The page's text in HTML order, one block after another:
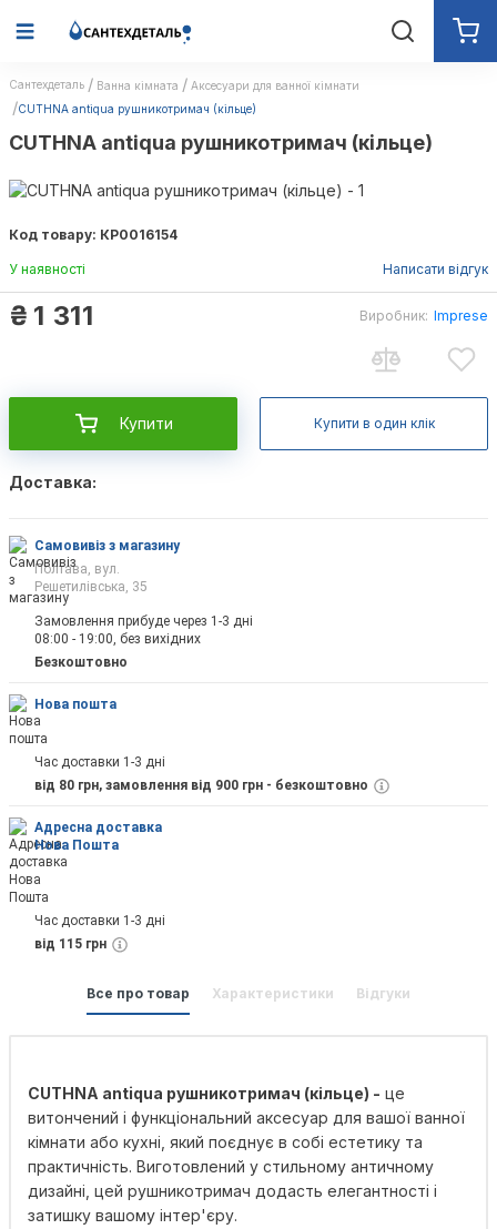
Сантехдеталь Ванна кімната
Аксесуари для ванної кімнати
CUTHNA antiqua рушникотримач (кільце)
CUTHNA antiqua рушникотримач (кільце)
Код товару: КР0016154
У наявності Написати відгук
₴ 1 311 Виробник: Imprese
Купити Купити в один клік
Доставка:
Самовивіз з магазину
Полтава, вул.
Решетилівська, 35
Замовлення прибуде через 1-3 дні
08:00 - 19:00, без вихідних
Безкоштовно
Нова пошта
Час доставки 1-3 дні
від 80 грн, замовлення від 900 грн - безкоштовно
Адресна доставка
Нова Пошта
Час доставки 1-3 дні
від 115 грн
Все про товар Характеристики Відгуки
CUTHNA antiqua рушникотримач (кільце) - це
витончений і функціональний аксесуар для вашої ванної
кімнати або кухні, який поєднує в собі естетику та
практичність. Виготовлений у стильному античному
дизайні, цей рушникотримач додасть елегантності і
затишку вашому інтер'єру.